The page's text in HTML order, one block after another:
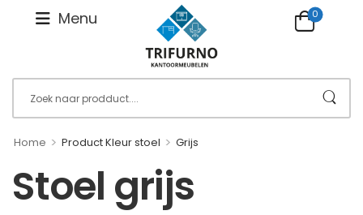
Menu 0
Home > Product Kleur stoel > Grijs
Stoel grijs